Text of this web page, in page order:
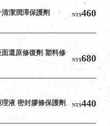
NT$460
潔潤澤保護劑
NT$680
還原修復劑 塑料修
NT$440
液 密封膠條保護劑